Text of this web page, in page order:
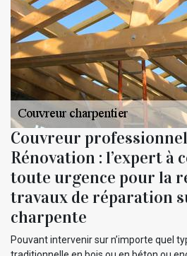
Couvreur
Rénovation : l’expert à
toute urgence pour la
travaux de réparation
charpente
Pouvant intervenir sur n’importe quel